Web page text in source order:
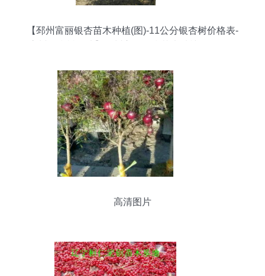
【邳州富丽银杏苗木种植(图)-11公分银杏树价格表-
银杏苗木种植专业合作社
高清图片